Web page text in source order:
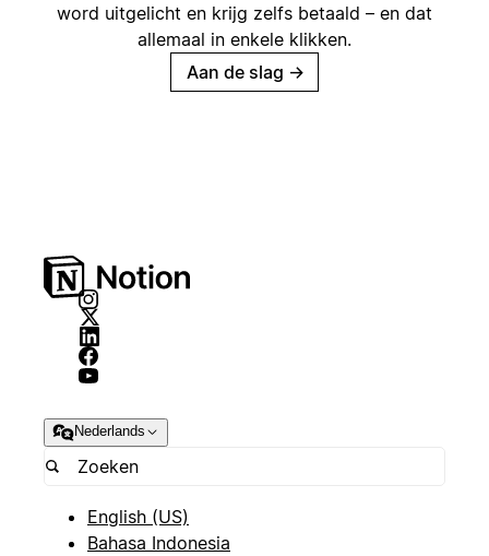
word uitgelicht en krijg zelfs betaald – en dat
allemaal in enkele klikken.
Aan de slag →
Nederlands
English (US)
Bahasa Indonesia